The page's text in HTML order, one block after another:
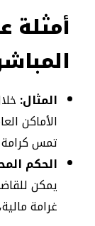
أمثلة
المثال:
الأماكن
تمس كرامة
الحكم
يمكن
غرامة